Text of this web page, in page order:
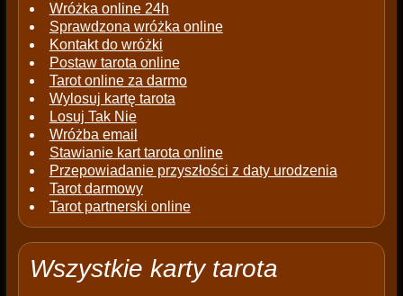
Wróżka online 24h
Sprawdzona wróżka online
Kontakt do wróżki
Postaw tarota online
Tarot online za darmo
Wylosuj kartę tarota
Losuj Tak Nie
Wróżba email
Stawianie kart tarota online
Przepowiadanie przyszłości z daty urodzenia
Tarot darmowy
Tarot partnerski online
Wszystkie karty tarota